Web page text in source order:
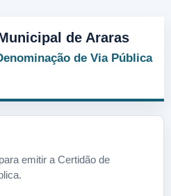
de Araras
de Via Pública
emitir a Certidão de